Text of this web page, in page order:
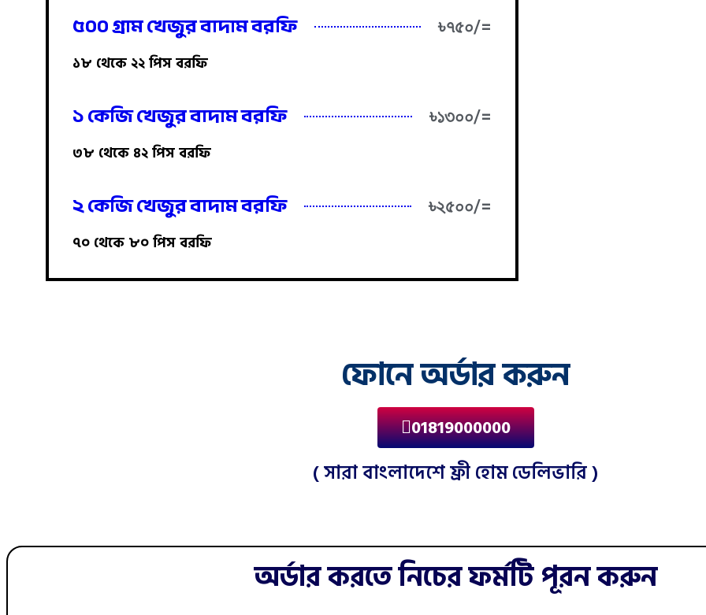
৫০০ গ্রাম খেজুর বাদাম বরফি ৳৭৫০/=
১৮ থেকে ২২ পিস বরফি
১ কেজি খেজুর বাদাম বরফি ৳১৩০০/=
৩৮ থেকে ৪২ পিস বরফি
২ কেজি খেজুর বাদাম বরফি ৳২৫০০/=
৭০ থেকে ৮০ পিস বরফি
ফোনে অর্ডার করুন
01819000000
( সারা বাংলাদেশে ফ্রী হোম ডেলিভারি )
অর্ডার করতে নিচের ফর্মটি পূরন করুন